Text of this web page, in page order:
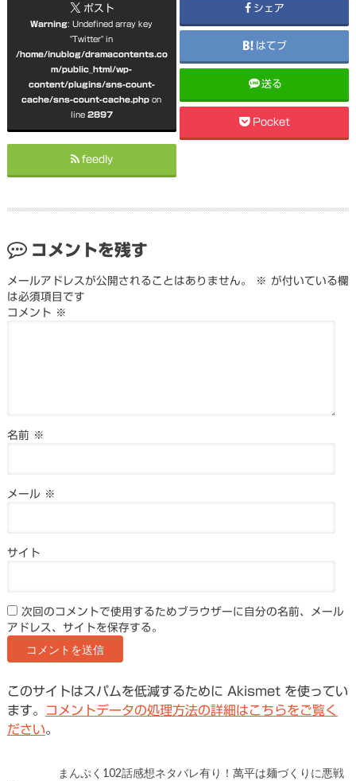
ポスト
Warning: Undefined array key
"Twitter" in
/home/inublog/dramacontents.co
m/public_html/wp-
content/plugins/sns-count-
cache/sns-count-cache.php on
line 2897
シェア
はてブ
送る
Pocket
feedly
コメントを残す
メールアドレスが公開されることはありません。 ※ が付いている欄
は必須項目です
コメント ※
名前 ※
メール ※
サイト
次回のコメントで使用するためブラウザーに自分の名前、メール
アドレス、サイトを保存する。
このサイトはスパムを低減するために Akismet を使ってい
ます。
コメントデータの処理方法の詳細はこちらをご覧く
ださい。
まんぷく102話感想ネタバレ有り！萬平は麺づくりに悪戦